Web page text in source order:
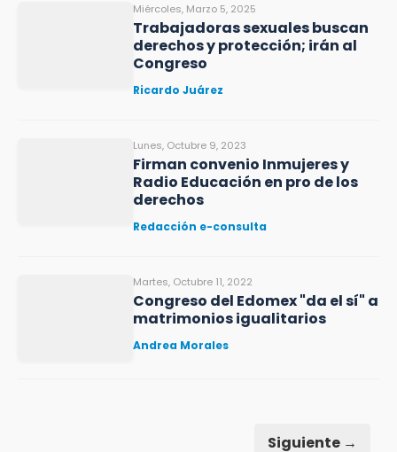
Miércoles, Marzo 5, 2025
Trabajadoras sexuales buscan
derechos y protección; irán al
Congreso
Ricardo Juárez
Lunes, Octubre 9, 2023
Firman convenio Inmujeres y
Radio Educación en pro de los
derechos
Redacción e-consulta
Martes, Octubre 11, 2022
Congreso del Edomex "da el sí" a
matrimonios igualitarios
Andrea Morales
Siguiente →